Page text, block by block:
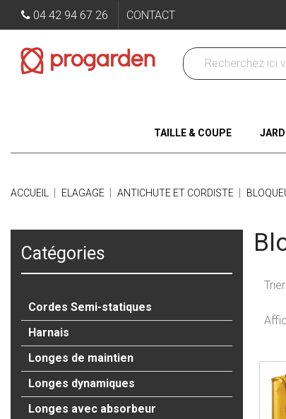
04 42 94 67 26 CONTACT
TAILLE & COUPE
ACCUEIL ELAGAGE ANTICHUTE ET CORDISTE
Catégories
Cordes Semi-statiques
Harnais
Longes de maintien
Longes dynamiques
Longes avec absorbeur